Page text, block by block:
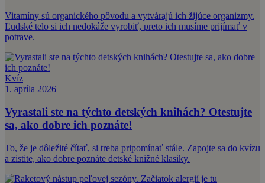
Vitamíny sú organického pôvodu a vytvárajú ich žijúce organizmy.
Ľudské telo si ich nedokáže vyrobiť, preto ich musíme prijímať v
potrave.
Kvíz
1. apríla 2026
Vyrastali ste na týchto detských knihách? Otestujte
sa, ako dobre ich poznáte!
To, že je dôležité čítať, si treba pripomínať stále. Zapojte sa do kvízu
a zistite, ako dobre poznáte detské knižné klasiky.